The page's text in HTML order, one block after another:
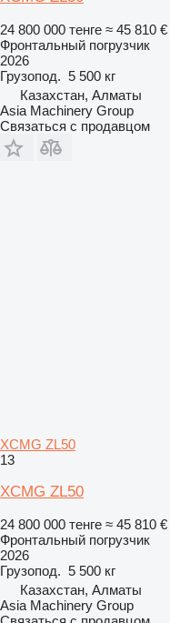
24 800 000 тенге ≈ 45 810 €
Фронтальный погрузчик
2026
Грузопод. 5 500 кг
Казахстан, Алматы
Asia Machinery Group
Связаться с продавцом
XCMG ZL50
13
XCMG ZL50
24 800 000 тенге ≈ 45 810 €
Фронтальный погрузчик
2026
Грузопод. 5 500 кг
Казахстан, Алматы
Asia Machinery Group